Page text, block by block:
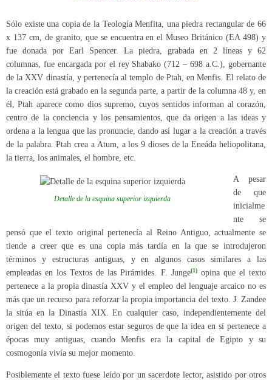
Sólo existe una copia de la Teología Menfita, una piedra rectangular de 66
x 137 cm, de granito, que se encuentra en el Museo Británico (EA 498) y
fue donada por Earl Spencer. La piedra, grabada en 2 líneas y 62
columnas, fue encargada por el rey Shabako (712 – 698 a.C.), gobernante
de la XXV dinastía, y pertenecía al templo de Ptah, en Menfis. El relato de
la creación está grabado en la segunda parte, a partir de la columna 48 y, en
él, Ptah aparece como dios supremo, cuyos sentidos informan al corazón,
centro de la conciencia y los pensamientos, que da origen a las ideas y
ordena a la lengua que las pronuncie, dando así lugar a la creación a través
de la palabra. Ptah crea a Atum, a los 9 dioses de la Eneáda heliopolitana,
la tierra, los animales, el hombre, etc.
Detalle de la esquina superior izquierda
A pesar
de que
inicialme
nte se
pensó que el texto original pertenecía al Reino Antiguo, actualmente se
tiende a creer que es una copia más tardía en la que se introdujeron
términos y estructuras antiguas, y en algunos casos similares a las
empleadas en los Textos de las Pirámides. F. Junge(1)opina que el texto
pertenece a la propia dinastía XXV y el empleo del lenguaje arcaico no es
más que un recurso para reforzar la propia importancia del texto. J. Zandee
la sitúa en la Dinastía XIX. En cualquier caso, independientemente del
origen del texto, si podemos estar seguros de que la idea en sí pertenece a
épocas muy antiguas, cuando Menfis era la capital de Egipto y su
cosmogonía vivía su mejor momento.
Posiblemente el texto fuese leído por un sacerdote lector, asistido por otros